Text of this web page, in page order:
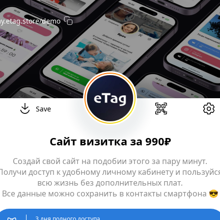
/demo
Save
Сайт визитка за 990₽
Создай свой сайт на подобии этого за пару минут.
доступ к удобному личному кабинету и
всю жизнь без дополнительных плат.
Все данные можно сохранить в контакты смартфона 😎